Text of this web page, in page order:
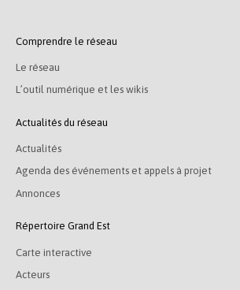
Comprendre le réseau
Le réseau
L’outil numérique et les wikis
Actualités du réseau
Actualités
Agenda des événements et appels à projet
Annonces
Répertoire Grand Est
Carte interactive
Acteurs